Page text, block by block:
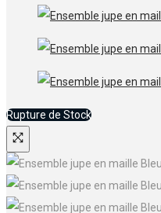
499,00 DH.399,00 DH.
Rupture de Stock